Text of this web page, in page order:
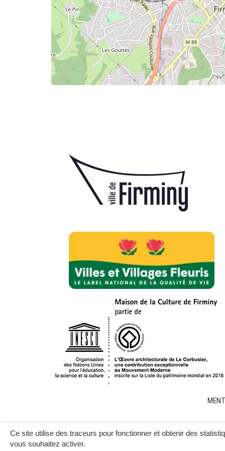
Ce site utilise des traceurs pour fonctionner et obtenir des
vous souhaitez activer.